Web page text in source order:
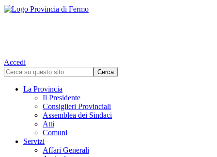
Accedi
La Provincia
Il Presidente
Consiglieri Provinciali
Assemblea dei Sindaci
Atti
Comuni
Servizi
Affari Generali